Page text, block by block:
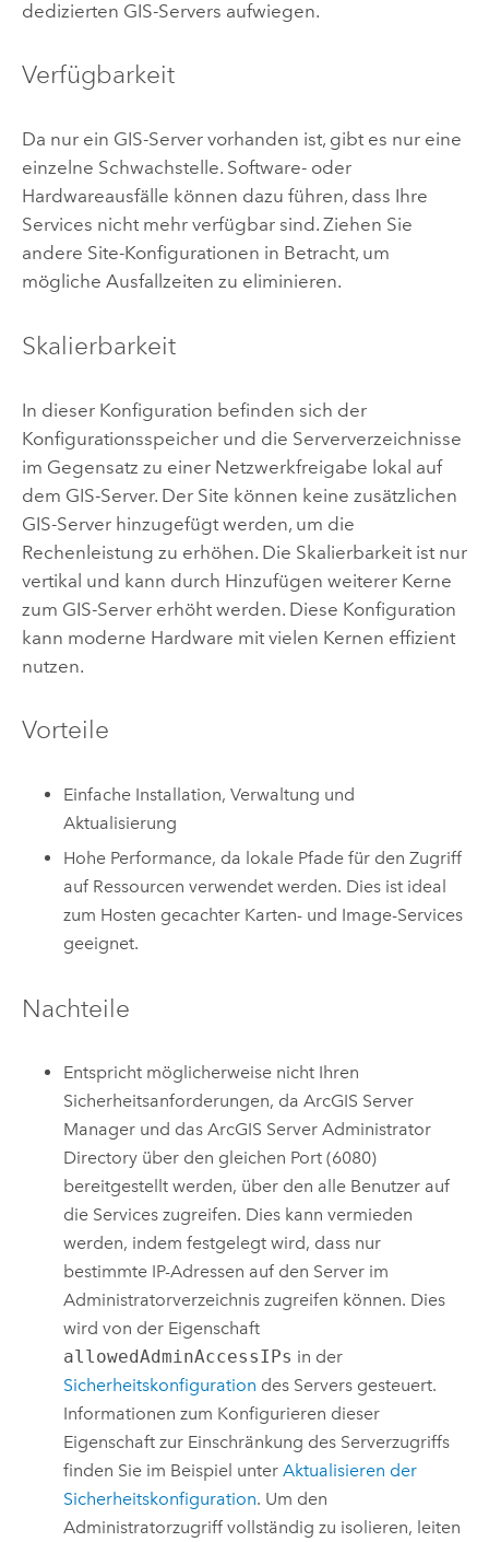
dedizierten GIS-Servers aufwiegen.
Verfügbarkeit
Da nur ein GIS-Server vorhanden ist, gibt es nur eine
einzelne Schwachstelle. Software- oder
Hardwareausfälle können dazu führen, dass Ihre
Services nicht mehr verfügbar sind. Ziehen Sie
andere Site-Konfigurationen in Betracht, um
mögliche Ausfallzeiten zu eliminieren.
Skalierbarkeit
In dieser Konfiguration befinden sich der
Konfigurationsspeicher und die Serververzeichnisse
im Gegensatz zu einer Netzwerkfreigabe lokal auf
dem GIS-Server. Der Site können keine zusätzlichen
GIS-Server hinzugefügt werden, um die
Rechenleistung zu erhöhen. Die Skalierbarkeit ist nur
vertikal und kann durch Hinzufügen weiterer Kerne
zum GIS-Server erhöht werden. Diese Konfiguration
kann moderne Hardware mit vielen Kernen effizient
nutzen.
Vorteile
Einfache Installation, Verwaltung und
Aktualisierung
Hohe Performance, da lokale Pfade für den Zugriff
auf Ressourcen verwendet werden. Dies ist ideal
zum Hosten gecachter Karten- und Image-Services
geeignet.
Nachteile
Entspricht möglicherweise nicht Ihren
Sicherheitsanforderungen, da ArcGIS Server
Manager und das ArcGIS Server Administrator
Directory über den gleichen Port (6080)
bereitgestellt werden, über den alle Benutzer auf
die Services zugreifen. Dies kann vermieden
werden, indem festgelegt wird, dass nur
bestimmte IP-Adressen auf den Server im
Administratorverzeichnis zugreifen können. Dies
wird von der Eigenschaft
allowedAdminAccessIPs in der
Sicherheitskonfiguration des Servers gesteuert.
Informationen zum Konfigurieren dieser
Eigenschaft zur Einschränkung des Serverzugriffs
finden Sie im Beispiel unterAktualisieren der
Sicherheitskonfiguration. Um den
Administratorzugriff vollständig zu isolieren, leiten